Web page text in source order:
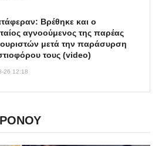
Βρέθηκε και ο
αγνοούμενος της παρέας
μετά την παράσυρση
τους (video)
26 12:18